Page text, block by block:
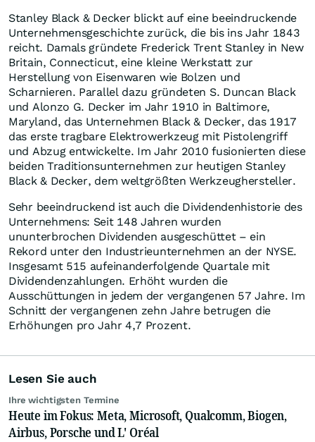
Stanley Black & Decker blickt auf eine beeindruckende
Unternehmensgeschichte zurück, die bis ins Jahr 1843
reicht. Damals gründete Frederick Trent Stanley in New
Britain, Connecticut, eine kleine Werkstatt zur
Herstellung von Eisenwaren wie Bolzen und
Scharnieren. Parallel dazu gründeten S. Duncan Black
und Alonzo G. Decker im Jahr 1910 in Baltimore,
Maryland, das Unternehmen Black & Decker, das 1917
das erste tragbare Elektrowerkzeug mit Pistolengriff
und Abzug entwickelte. Im Jahr 2010 fusionierten diese
beiden Traditionsunternehmen zur heutigen Stanley
Black & Decker, dem weltgrößten Werkzeughersteller.
Sehr beeindruckend ist auch die Dividendenhistorie des
Unternehmens: Seit 148 Jahren wurden
ununterbrochen Dividenden ausgeschüttet – ein
Rekord unter den Industrieunternehmen an der NYSE.
Insgesamt 515 aufeinanderfolgende Quartale mit
Dividendenzahlungen. Erhöht wurden die
Ausschüttungen in jedem der vergangenen 57 Jahre. Im
Schnitt der vergangenen zehn Jahre betrugen die
Erhöhungen pro Jahr 4,7 Prozent.
Lesen Sie auch
Ihre wichtigsten Termine
Heute im Fokus: Meta, Microsoft, Qualcomm, Biogen,
Airbus, Porsche und L' Oréal